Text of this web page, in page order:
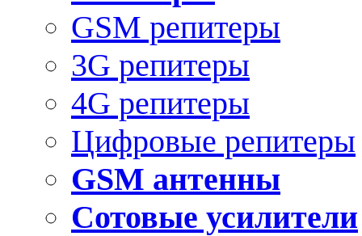
GSM репитеры
3G репитеры
4G репитеры
Цифровые репитеры
GSM антенны
Сотовые усилители